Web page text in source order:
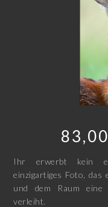
Ihr erwerbt kein
einzigartiges Foto, das
und dem Raum eine
verleiht.